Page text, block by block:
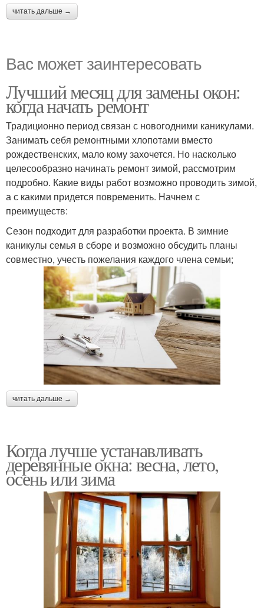
читать дальше →
Вас может заинтересовать
Лучший месяц для замены окон:
когда начать ремонт
Традиционно период связан с новогодними каникулами.
Занимать себя ремонтными хлопотами вместо
рождественских, мало кому захочется. Но насколько
целесообразно начинать ремонт зимой, рассмотрим
подробно. Какие виды работ возможно проводить зимой,
а с какими придется повременить. Начнем с
преимуществ:
Сезон подходит для разработки проекта. В зимние
каникулы семья в сборе и возможно обсудить планы
совместно, учесть пожелания каждого члена семьи;
читать дальше →
Когда лучше устанавливать
деревянные окна: весна, лето,
осень или зима